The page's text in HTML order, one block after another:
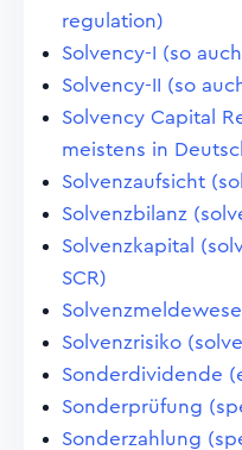
regulation)
Solvency-I (so
Solvency-II (so
Solvency Capital
meistens in
Solvenzaufsicht
Solvenzbilanz
Solvenzkapital
SCR)
Solvenzrisiko
Sonderdividende
Sonderprüfung
Sonderzahlung